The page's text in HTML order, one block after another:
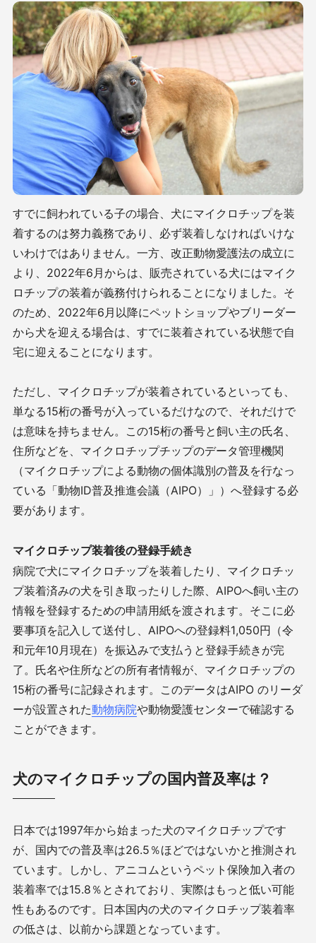
すでに飼われている子の場合、犬にマイクロチップを装
着するのは努力義務であり、必ず装着しなければいけな
いわけではありません。一方、改正動物愛護法の成立に
より、 2022年6月からは、販売されている犬にはマイク
ロチップの装着が義務付けられることになりました。そ
のため、 2022年6月以降にペットショップやブリーダー
から犬を迎える場合は、すでに装着されている状態で自
宅に迎えることになります。
ただし、マイクロチップが装着されているといっても、
単なる15桁の番号が入っているだけなので、それだけで
は意味を持ちません。この15桁の番号と飼い主の氏名、
住所などを、マイクロチップチップのデータ管理機関
（マイクロチップによる動物の個体識別の普及を行なっ
ている「動物ID普及推進会議（AIPO）」）へ登録する必
要があります。
マイクロチップ装着後の登録手続き
病院で犬にマイクロチップを装着したり、マイクロチッ
プ装着済みの犬を引き取ったりした際、 AIPOへ飼い主の
情報を登録するための申請用紙を渡されます。そこに必
要事項を記入して送付し、 AIPOへの登録料1,050円（令
和元年10月現在）を振込みで支払うと登録手続きが完
了。氏名や住所などの所有者情報が、マイクロチップの
15桁の番号に記録されます。このデータはAIPO のリーダ
ーが設置された動物病院や動物愛護センターで確認する
ことができます。
犬のマイクロチップの国内普及率は？
日本では1997年から始まった犬のマイクロチップです
が、国内での普及率は26.5 ％ほどではないかと推測され
ています。しかし、アニコムというペット保険加入者の
装着率では15.8 ％とされており、実際はもっと低い可能
性もあるのです。日本国内の犬のマイクロチップ装着率
の低さは、以前から課題となっています。